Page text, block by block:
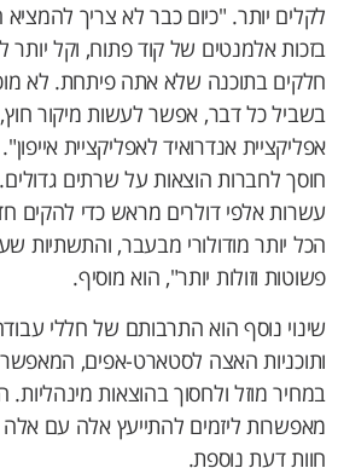
לקלים יותר. "כיום כבר לא צריך
בזכות אלמנטים של קוד פתוח, וקל
חלקים בתוכנה שלא אתה פיתחת. לא
בשביל כל דבר, אפשר לעשות מיקור
אפליקציית אנדרואיד לאפליקציית
חוסך לחברות הוצאות על שרתים
עשרות אלפי דולרים מראש כדי להקים
הכל יותר מודולורי מבעבר, והתשתיות
פשוטות וזולות יותר", הוא מוסיף.
שינוי נוסף הוא התרבותם של חללי
ותוכניות האצה לסטארט-אפים,
במחיר מוזל ולחסוך בהוצאות
מאפשרות ליזמים להתייעץ אלה עם אלה
חוות דעת נוספת.